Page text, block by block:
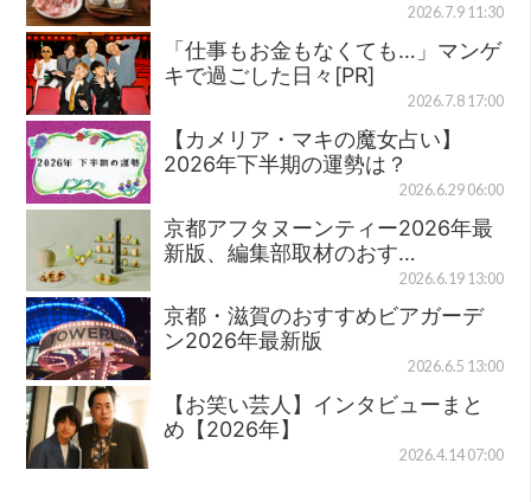
2026.7.9 11:30
「仕事もお金もなくても…」マンゲ
キで過ごした日々[PR]
2026.7.8 17:00
【カメリア・マキの魔女占い】
2026年下半期の運勢は？
2026.6.29 06:00
京都アフタヌーンティー2026年最
新版、編集部取材のおす…
2026.6.19 13:00
京都・滋賀のおすすめビアガーデ
ン2026年最新版
2026.6.5 13:00
【お笑い芸人】インタビューまと
め【2026年】
2026.4.14 07:00